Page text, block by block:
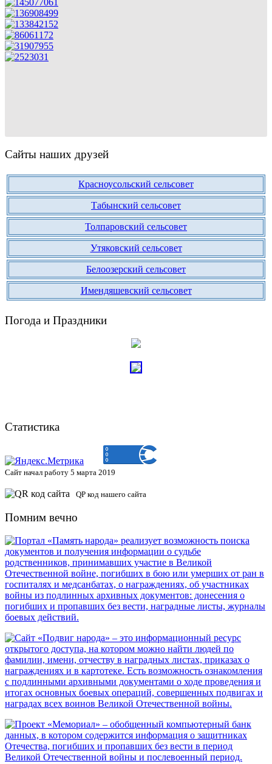
Сайты наших друзей
Красноусольский сельсовет
Табынский сельсовет
Толпаровский сельсовет
Утяковский сельсовет
Белоозерский сельсовет
Имендяшевский сельсовет
Погода и Праздники
Статистика
Сайт начал работу 5 марта 2019
QP код нашего сайта
Помним вечно